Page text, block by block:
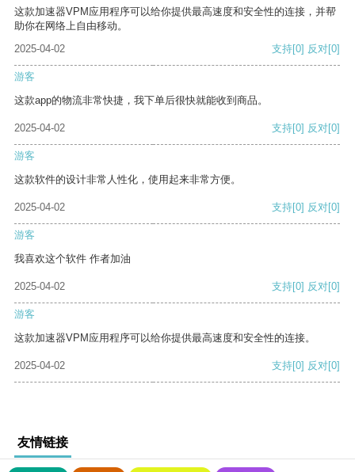
这款加速器VPM应用程序可以给你提供最高速度和安全性的连接，并帮
助你在网络上自由移动。
2025-04-02
支持[0] 反对[0]
游客
这款app的物流非常快捷，我下单后很快就能收到商品。
2025-04-02 支持[0] 反对[0]
游客
这款软件的设计非常人性化，使用起来非常方便。
2025-04-02 支持[0] 反对[0]
游客
我喜欢这个软件 作者加油
2025-04-02 支持[0] 反对[0]
游客
这款加速器VPM应用程序可以给你提供最高速度和安全性的连接。
2025-04-02 支持[0] 反对[0]
友情链接